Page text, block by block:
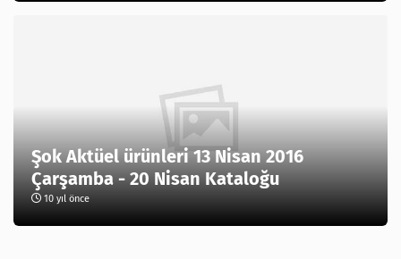
Şok Aktüel ürünleri 13 Nisan 2016
Çarşamba - 20 Nisan Kataloğu
10 yıl önce